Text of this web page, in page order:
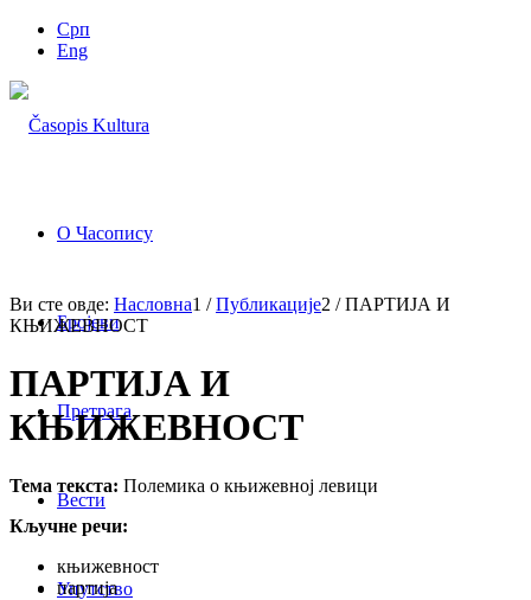
Срп
Eng
О Часопису
Бројеви
Претрага
Вести
Упутство
Ви сте овде: Насловна1 / Публикације2 / ПАРТИЈА И
КЊИЖЕВНОСТ
ПАРТИЈА И
КЊИЖЕВНОСТ
Тема текста: Полемика о књижевној левици
Кључне речи:
књижевност
партија